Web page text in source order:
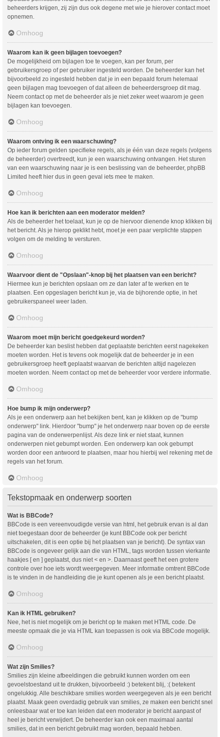
beheerders krijgen, zij zijn dus ook degene met wie je hierover contact moet
opnemen.
Omhoog
Waarom kan ik geen bijlagen toevoegen?
De mogelijkheid om bijlagen toe te voegen, kan per forum, per
gebruikersgroep of per gebruiker ingesteld worden. De beheerder kan het
bijvoorbeeld zo ingesteld hebben dat je in een bepaald forum helemaal
geen bijlagen mag toevoegen of dat alleen de beheerdersgroep dit mag.
Neem contact op met de beheerder als je niet zeker weet waarom je geen
bijlagen kan toevoegen.
Omhoog
Waarom ontving ik een waarschuwing?
Op ieder forum gelden specifieke regels, als je één van deze regels (volgens
de beheerder) overtreedt, kun je een waarschuwing ontvangen. Het sturen
van een waarschuwing naar je is een beslissing van de beheerder, phpBB
Limited heeft hier dus in geen geval iets mee te maken.
Omhoog
Hoe kan ik berichten aan een moderator melden?
Als de beheerder het toelaat, kun je op de hiervoor dienende knop klikken bij
het bericht. Als je hierop geklikt hebt, moet je een paar verplichte stappen
volgen om de melding te versturen.
Omhoog
Waarvoor dient de "Opslaan"-knop bij het plaatsen van een bericht?
Hiermee kun je berichten opslaan om ze dan later af te werken en te
plaatsen. Een opgeslagen bericht kun je, via de bijhorende optie, in het
gebruikerspaneel weer laden.
Omhoog
Waarom moet mijn bericht goedgekeurd worden?
De beheerder kan beslist hebben dat geplaatste berichten eerst nagekeken
moeten worden. Het is tevens ook mogelijk dat de beheerder je in een
gebruikersgroep heeft geplaatst waarvan de berichten altijd nagelezen
moeten worden. Neem contact op met de beheerder voor verdere informatie.
Omhoog
Hoe bump ik mijn onderwerp?
Als je een onderwerp aan het bekijken bent, kan je klikken op de "bump
onderwerp" link. Hierdoor "bump" je het onderwerp naar boven op de eerste
pagina van de onderwerpenlijst. Als deze link er niet staat, kunnen
onderwerpen niet gebumpt worden. Een onderwerp kan ook gebumpt
worden door een antwoord te plaatsen, maar hou hierbij wel rekening met de
regels van het forum.
Omhoog
Tekstopmaak en onderwerp soorten
Wat is BBCode?
BBCode is een vereenvoudigde versie van html, het gebruik ervan is al dan
niet toegestaan door de beheerder (je kunt BBCode ook per bericht
uitschakelen, dit is een optie bij het plaatsen van je bericht). De syntax van
BBCode is ongeveer gelijk aan die van HTML, tags worden tussen vierkante
haakjes [ en ] geplaatst, dus niet < en >. Daarnaast geeft het een grotere
controle over hoe iets wordt weergegeven. Meer informatie omtrent BBCode
is te vinden in de handleiding die je kunt openen als je een bericht plaatst.
Omhoog
Kan ik HTML gebruiken?
Nee, het is niet mogelijk om je bericht op te maken met HTML code. De
meeste opmaak die je via HTML kan toepassen is ook via BBCode mogelijk.
Omhoog
Wat zijn Smilies?
Smilies zijn kleine afbeeldingen die gebruikt kunnen worden om een
gevoelstoestand uit te drukken, bijvoorbeeld :) betekent blij, :( betekent
ongelukkig. Alle beschikbare smilies worden weergegeven als je een bericht
plaatst. Maak geen overdadig gebruik van smilies, ze maken een bericht snel
onleesbaar wat er toe kan leiden dat een moderator je bericht aanpast of
heel je bericht verwijdert. De beheerder kan ook een maximaal aantal
smilies, dat in een bericht gebruikt mag worden, bepaald hebben.